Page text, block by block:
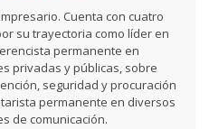
Cuenta con cuatro
su trayectoria como líder en
permanente en
privadas y públicas, sobre
seguridad y procuración
permanente en diversos
de comunicación.